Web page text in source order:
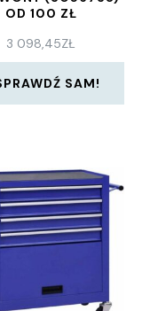
OD 100 ZŁ
3 098,45ZŁ
SAM!